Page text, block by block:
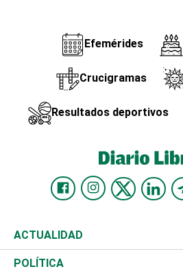
Efemérides
Crucigramas
Resultados deportivos
ACTUALIDAD
Nacional
POLÍTICA